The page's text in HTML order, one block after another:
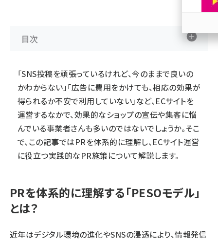
目次
「SNS投稿を頑張っているけれど、今のままで良いの
かわからない」「広告に費用をかけても、相応の効果が
得られるか不安で利用していない」など、ECサイトを
運営するなかで、効果的なショップの宣伝や集客に悩
んでいる事業者さんも多いのではないでしょうか。そこ
で、この記事ではPRを体系的に理解し、ECサイト運営
に役立つ実践的なPR施策について解説します。
PRを体系的に理解する「PESOモデル」
とは？
近年はデジタル環境の進化やSNSの浸透により、情報発信
参